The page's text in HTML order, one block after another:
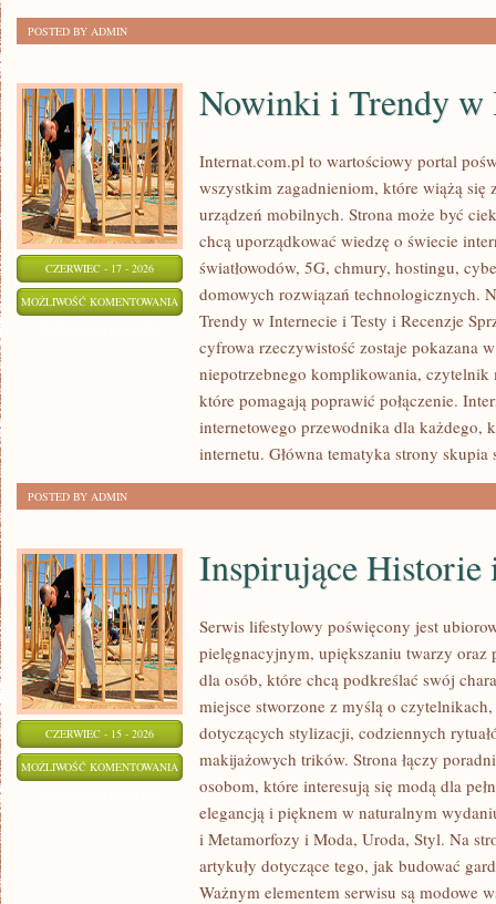
POSTED BY ADMIN
CZERWIEC - 17 - 2026
MOŻLIWOŚĆ KOMENTOWANIA NOWINKI
TRENDY
INTERNECIE
Nowinki i Trendy w
Internat.com.pl to wartościowy portal
wszystkim zagadnieniom, które wiążą się
urządzeń mobilnych. Strona może być
chcą uporządkować wiedzę o świecie
światłowodów, 5G, chmury, hostingu,
domowych rozwiązań technologicznych.
Trendy w Internecie i Testy i Recenzje
cyfrowa rzeczywistość zostaje pokazana
niepotrzebnego komplikowania,
które pomagają poprawić połączenie.
internetowego przewodnika dla każdego,
internetu. Główna tematyka strony skupia
POSTED BY ADMIN
CZERWIEC - 15 - 2026
MOŻLIWOŚĆ KOMENTOWANIA INSPIRUJĄCE
HISTORIE
METAMORFOZY
Inspirujące
Serwis lifestylowy poświęcony jest
pielęgnacyjnym, upiększaniu twarzy oraz
dla osób, które chcą podkreślać swój
miejsce stworzone z myślą o
dotyczących stylizacji, codziennych
makijażowych trików. Strona łączy
osobom, które interesują się modą dla
elegancją i pięknem w naturalnym
i Metamorfozy i Moda, Uroda, Styl. Na
artykuły dotyczące tego, jak budować
Ważnym elementem serwisu są modowe